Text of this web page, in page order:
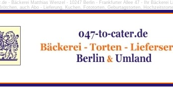
- Bäckerei Matthias Wenzel - 10247 Berlin - Frankfurter Allee 47 - Ihr Bäckerei
auch Abo - Lieferung, Kuchen, Fototorten, Geburtagstorten,